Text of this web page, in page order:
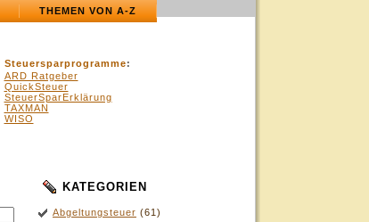
THEMEN VON A-Z
Steuersparprogramme:
ARD Ratgeber
QuickSteuer
SteuerSparErklärung
TAXMAN
WISO
KATEGORIEN
Abgeltungsteuer (61)